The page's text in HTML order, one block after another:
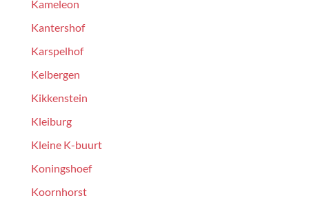
Kameleon
Kantershof
Karspelhof
Kelbergen
Kikkenstein
Kleiburg
Kleine K-buurt
Koningshoef
Koornhorst